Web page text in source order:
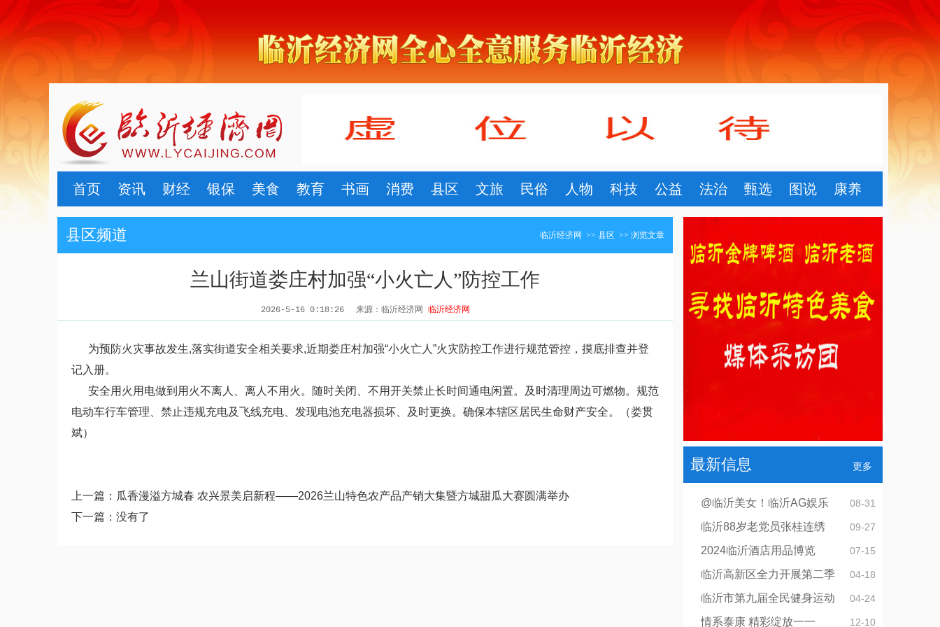
首页 资讯 财经 银保 美食 教育 书画 消费 县区 文旅 民俗 人物 科技 公益 法治 甄选 图说 康养
临沂经济网 >> 县区 >> 浏览文章
县区频道
兰山街道娄庄村加强“小火亡人”防控工作
2026-5-16 0:18:26 来源：临沂经济网 临沂经济网
为预防火灾事故发生,落实街道安全相关要求,近期娄庄村加强“小火亡人”火灾防控工作进行规范管控，摸底排查并登
记入册。
安全用火用电做到用火不离人、离人不用火。随时关闭、不用开关禁止长时间通电闲置。及时清理周边可燃物。规范
电动车行车管理、禁止违规充电及飞线充电、发现电池充电器损坏、及时更换。确保本辖区居民生命财产安全。（娄贯
斌）
上一篇： 瓜香漫溢方城春 农兴景美启新程——2026兰山特色农产品产销大集暨方城甜瓜大赛圆满举办
下一篇：没有了
更多
最新信息
08-31
@临沂美女！临沂AG娱乐
09-27
临沂88岁老党员张桂连绣
07-15
2024临沂酒店用品博览
04-18
临沂高新区全力开展第二季
04-24
临沂市第九届全民健身运动
12-10
情系泰康 精彩绽放一一